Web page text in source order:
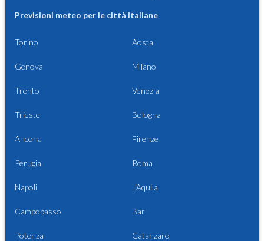
Previsioni meteo per le città italiane
Torino Aosta
Genova Milano
Trento Venezia
Trieste Bologna
Ancona Firenze
Perugia Roma
Napoli L'Aquila
Campobasso Bari
Potenza Catanzaro